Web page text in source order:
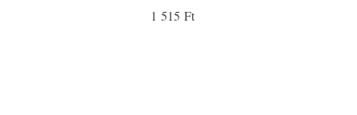
1 515 Ft